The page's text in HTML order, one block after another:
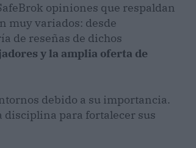
opiniones que respaldan
muy variados: desde
de reseñas de dichos
y la amplia oferta de
debido a su importancia.
disciplina para fortalecer sus